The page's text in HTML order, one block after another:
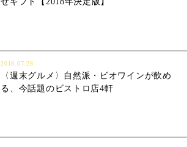
2018.07.28
〈週末グルメ〉自然派・ビオワインが飲め
る、今話題のビストロ店4軒